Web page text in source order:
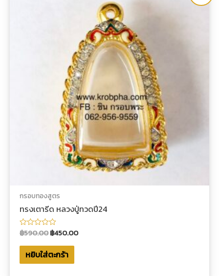
กรอบทองสูตร
ทรงเตารีด หลวงปู่ทวดปี24
ให้
0
ตั้งแต่
฿590.00฿450.00
หยิบใส่ตะกร้า